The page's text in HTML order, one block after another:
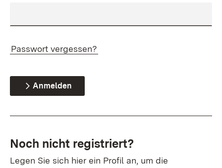
Passwort vergessen?
Anmelden
Noch nicht registriert?
Legen Sie sich hier ein Profil an, um die